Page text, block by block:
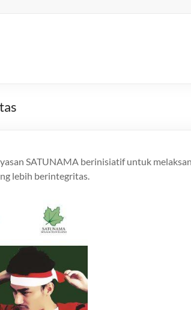
SATUNAMA berinisiatif untuk
lebih berintegritas.